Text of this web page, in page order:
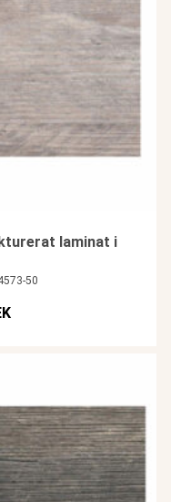
laminat i
50